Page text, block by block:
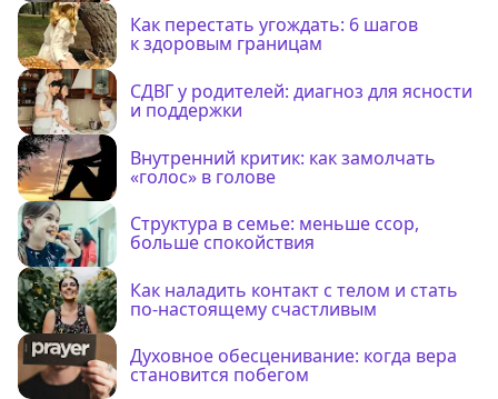
Как перестать угождать: 6 шагов
к здоровым границам
СДВГ у родителей: диагноз для ясности
и поддержки
Внутренний критик: как замолчать
«голос» в голове
Структура в семье: меньше ссор,
больше спокойствия
Как наладить контакт с телом и стать
по-настоящему счастливым
Духовное обесценивание: когда вера
становится побегом